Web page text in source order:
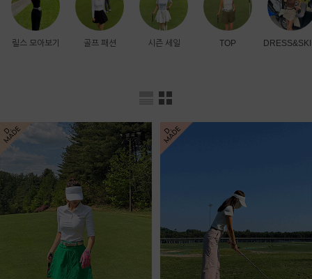
릴스 모아보기 골프 패션 시즌 세일 TOP